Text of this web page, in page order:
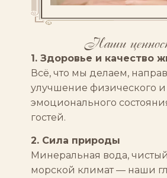
Наши
1. Здоровье и качество
Всё, что мы делаем,
улучшение физического и
эмоционального
гостей.
2. Сила природы
Минеральная вода,
морской климат — наши